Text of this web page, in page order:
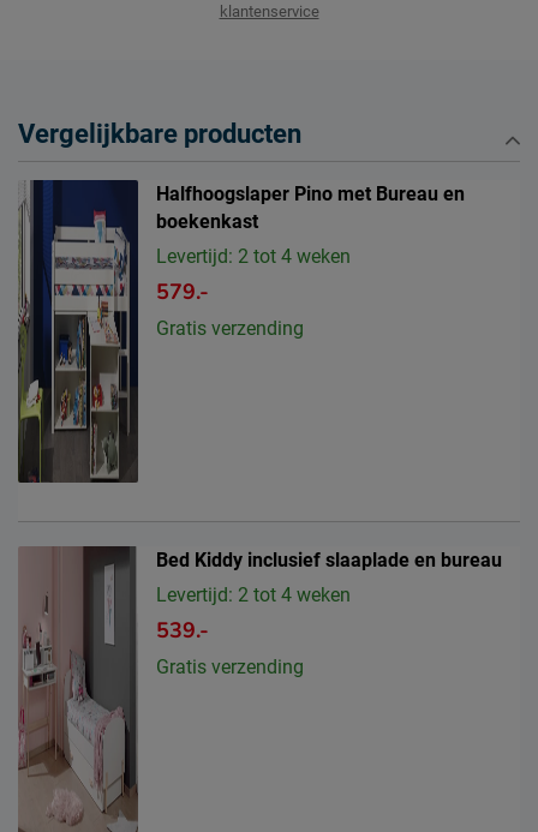
klantenservice
Vergelijkbare producten
Halfhoogslaper Pino met Bureau en
boekenkast
Levertijd: 2 tot 4 weken
579.-
Gratis verzending
Bed Kiddy inclusief slaaplade en bureau
Levertijd: 2 tot 4 weken
539.-
Gratis verzending